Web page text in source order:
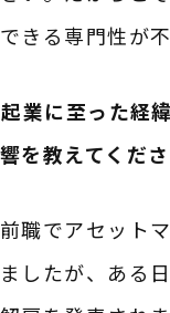
できる専門性が
――起業に至った
響を教えてくださ
前職でアセット
ましたが、ある